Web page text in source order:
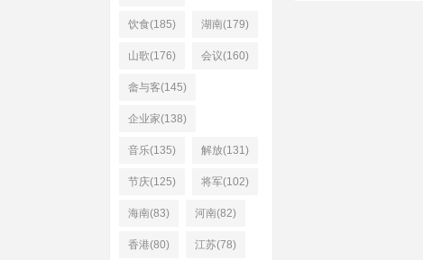
饮食(185) 湖南(179)
山歌(176) 会议(160)
畲与客(145)
企业家(138)
音乐(135) 解放(131)
节庆(125) 将军(102)
海南(83) 河南(82)
香港(80) 江苏(78)